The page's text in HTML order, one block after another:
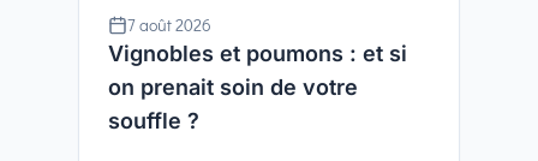
7 août 2026
Vignobles et poumons : et si
on prenait soin de votre
souffle ?